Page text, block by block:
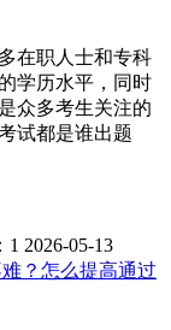
在职人士和专科
学历水平，同时
众多考生关注的
试都是谁出题
1 2026-05-13
？怎么提高通过